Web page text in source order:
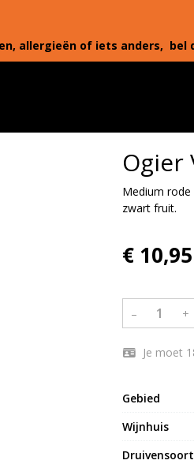
allergieën of iets anders, bel
Ogier
Medium
zwart fruit.
€ 10,95
– +
Je moet
Gebied
Wijnhuis
Druivensoort